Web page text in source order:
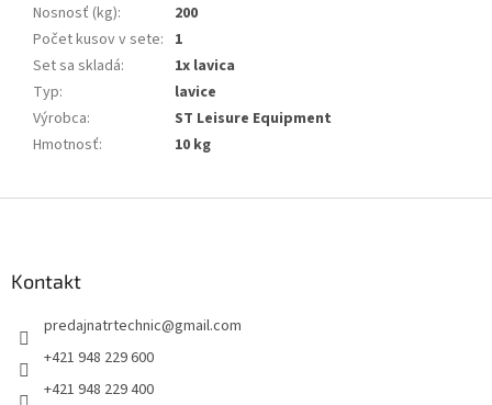
Nosnosť (kg):
200
Počet kusov v sete: 1
Set sa skladá:
1x lavica
Typ:
lavice
Výrobca:
ST Leisure Equipment
Hmotnosť: 10 kg
Kontakt
predajnatrtechnic@gmail.com
+421 948 229 600
+421 948 229 400